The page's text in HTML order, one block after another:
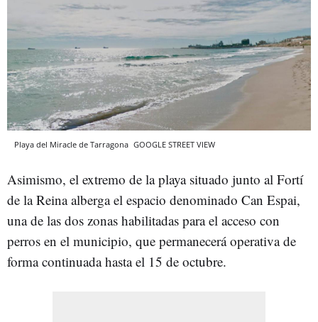
Playa del Miracle de Tarragona GOOGLE STREET VIEW
Asimismo, el extremo de la playa situado junto al Fortí
de la Reina alberga el espacio denominado Can Espai,
una de las dos zonas habilitadas para el acceso con
perros en el municipio, que permanecerá operativa de
forma continuada hasta el 15 de octubre.